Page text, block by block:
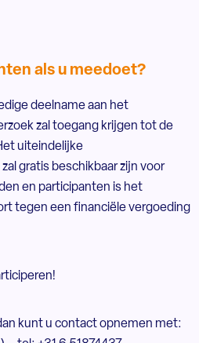
als u meedoet?
deelname aan het
zal toegang krijgen tot de
uiteindelijke
gratis beschikbaar zijn voor
en participanten is het
tegen een financiële vergoeding
kunt u contact opnemen met: